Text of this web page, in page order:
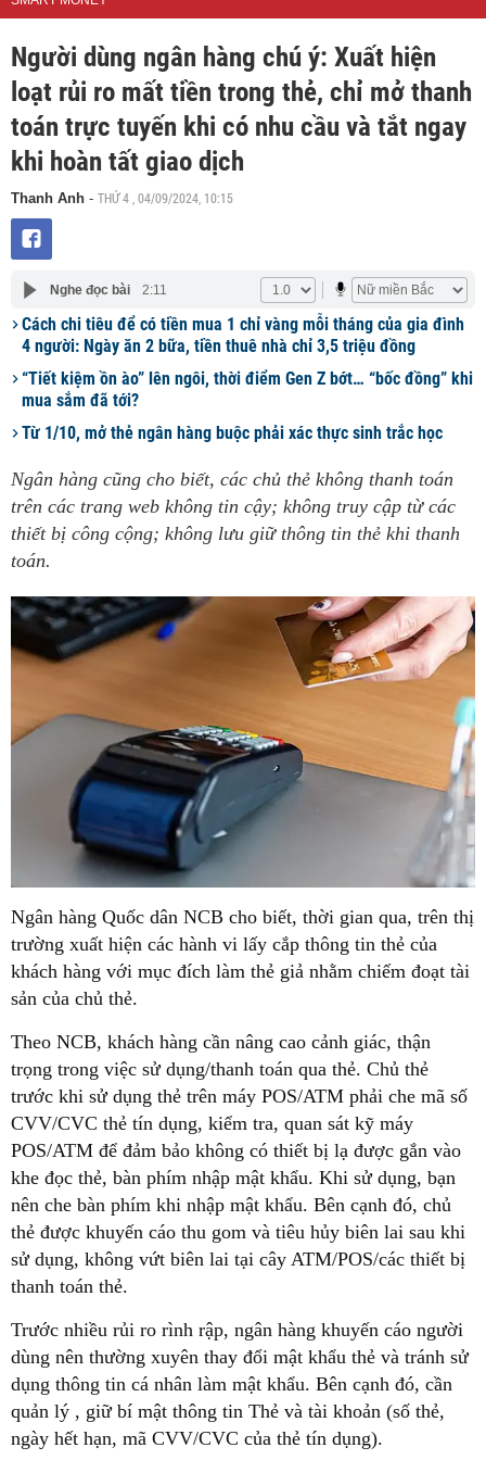
Người dùng ngân hàng chú ý: Xuất hiện
loạt rủi ro mất tiền trong thẻ, chỉ mở thanh
toán trực tuyến khi có nhu cầu và tắt ngay
khi hoàn tất giao dịch
Thanh Anh - THỨ 4 , 04/09/2024, 10:15
Nghe đọc bài 2:11
Cách chi tiêu để có tiền mua 1 chỉ vàng mỗi tháng của gia đình
4 người: Ngày ăn 2 bữa, tiền thuê nhà chỉ 3,5 triệu đồng
“Tiết kiệm ồn ào” lên ngôi, thời điểm Gen Z bớt… “bốc đồng” khi
mua sắm đã tới?
Từ 1/10, mở thẻ ngân hàng buộc phải xác thực sinh trắc học
Ngân hàng cũng cho biết, các chủ thẻ không thanh toán
trên các trang web không tin cậy; không truy cập từ các
thiết bị công cộng; không lưu giữ thông tin thẻ khi thanh
toán.
Ngân hàng Quốc dân NCB cho biết, thời gian qua, trên thị
trường xuất hiện các hành vi lấy cắp thông tin thẻ của
khách hàng với mục đích làm thẻ giả nhằm chiếm đoạt tài
sản của chủ thẻ.
Theo NCB, khách hàng cần nâng cao cảnh giác, thận
trọng trong việc sử dụng/thanh toán qua thẻ. Chủ thẻ
trước khi sử dụng thẻ trên máy POS/ATM phải che mã số
CVV/CVC thẻ tín dụng, kiểm tra, quan sát kỹ máy
POS/ATM để đảm bảo không có thiết bị lạ được gắn vào
khe đọc thẻ, bàn phím nhập mật khẩu. Khi sử dụng, bạn
nên che bàn phím khi nhập mật khẩu. Bên cạnh đó, chủ
thẻ được khuyến cáo thu gom và tiêu hủy biên lai sau khi
sử dụng, không vứt biên lai tại cây ATM/POS/các thiết bị
thanh toán thẻ.
Trước nhiều rủi ro rình rập, ngân hàng khuyến cáo người
dùng nên thường xuyên thay đổi mật khẩu thẻ và tránh sử
dụng thông tin cá nhân làm mật khẩu. Bên cạnh đó, cần
quản lý , giữ bí mật thông tin Thẻ và tài khoản (số thẻ,
ngày hết hạn, mã CVV/CVC của thẻ tín dụng).